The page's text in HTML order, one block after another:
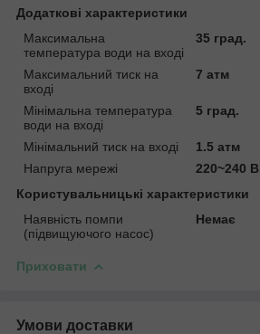
Додаткові характеристики
Максимальна
температура води на вході
35 град.
Максимальний тиск на
вході
7 атм
Мінімальна температура
води на вході
5 град.
Мінімальний тиск на вході
1.5 атм
Напруга мережі
220~240 В
Користувальницькі характеристики
Наявність помпи
(підвищуючого насос)
Немає
Приховати
Умови доставки